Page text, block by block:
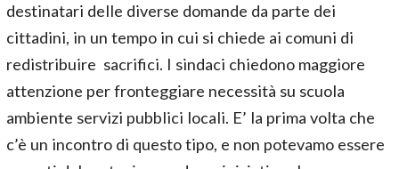
destinatari delle diverse domande da parte dei
cittadini, in un tempo in cui si chiede ai comuni di
redistribuire sacrifici. I sindaci chiedono maggiore
attenzione per fronteggiare necessità su scuola
ambiente servizi pubblici locali. E’ la prima volta che
c’è un incontro di questo tipo, e non potevamo essere